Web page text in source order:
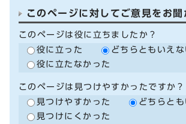
このページに対してご意見をお聞
このページは役に立ちましたか？
役に立った
どちらともいえな
役に立たなかった
このページは見つけやすかったですか？
見つけやすかった
どちらと
見つけにくかった